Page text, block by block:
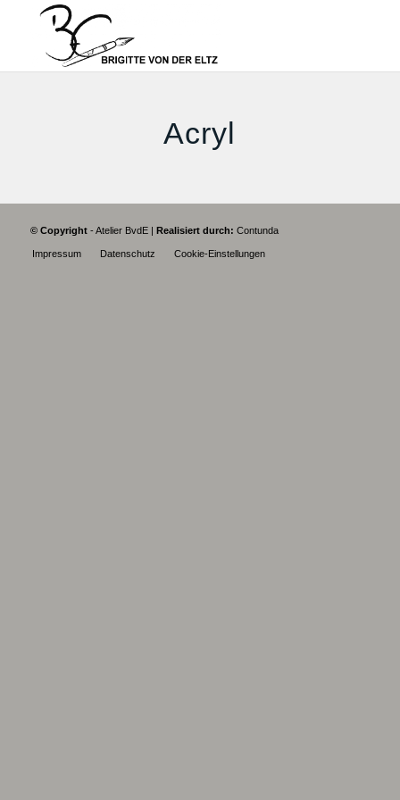
Acryl
© Copyright- Atelier BvdE | Realisiert durch: Contunda
Impressum Datenschutz Cookie-Einstellungen